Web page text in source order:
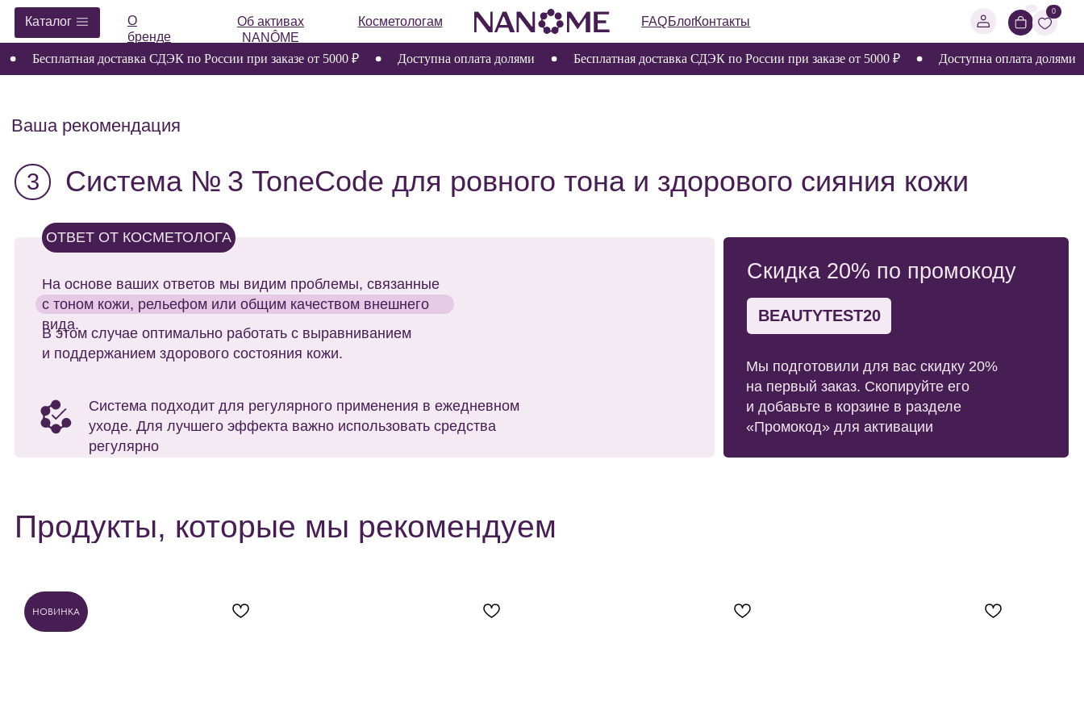
Каталог
бренде
Косметологам
Об активах
NANÔME
FAQ Блог Контакты
Бесплатная доставка СДЭК по России при заказе от 5000 ₽ Доступна оплата долями Бесплатная доставка СДЭК по России при заказе от 5000 ₽ Доступна оплата долями
На основе ваших ответов мы видим проблемы, связанные
вида.
Система подходит для регулярного применения в ежедневном
регулярно
В этом случае оптимально работать с выравниванием
и поддержанием здорового состояния кожи.
3
Мы подготовили для вас скидку 20%
и добавьте в корзине в разделе
«Промокод» для активации
BEAUTYTEST20
Скидка 20% по промокоду
НОВИНКА